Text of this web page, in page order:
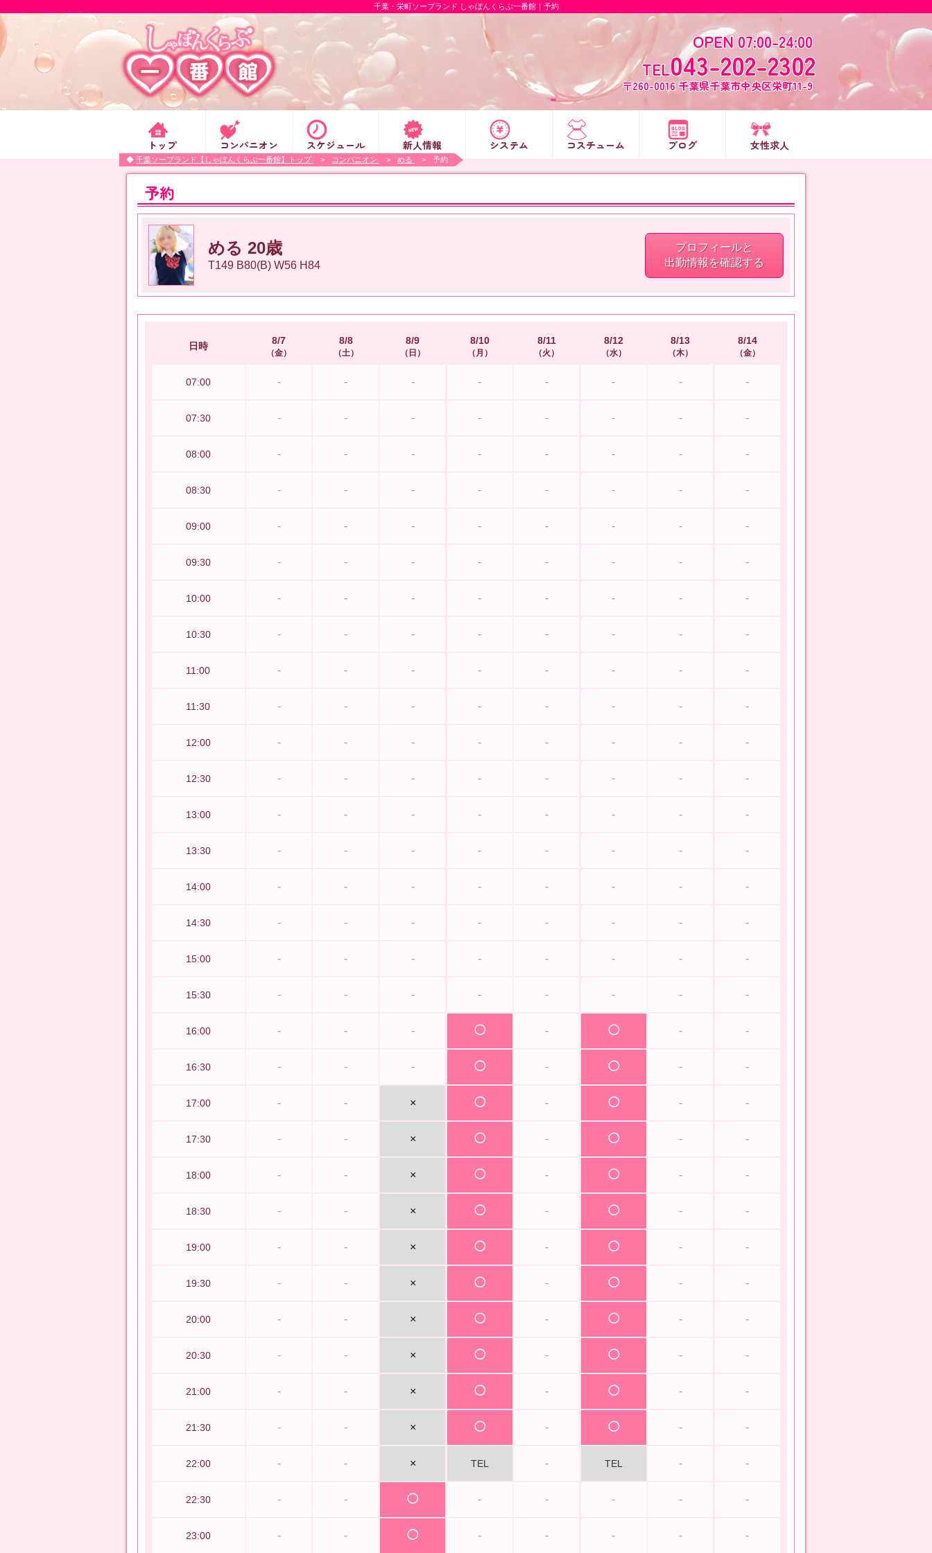
千葉・栄町ソープランド しゃぼんくらぶ一番館｜予約
OPEN 07:00-24:00
TEL043-202-2302
〒260-0016 千葉県千葉市中央区栄町11-9
トップ コンパニオン スケジュール 新人情報 システム コスチューム ブログ 女性求人
千葉ソープランド【しゃぼんくらぶ一番館】トップ コンパニオン める 予約
予約
める 20歳
T149 B80(B) W56 H84
プロフィールと
出勤情報を確認する
日時
07:00
07:30
08:00
08:30
09:00
09:30
10:00
10:30
11:00
11:30
12:00
12:30
13:00
13:30
14:00
14:30
15:00
15:30
16:00
16:30
17:00
17:30
18:00
18:30
19:00
19:30
20:00
20:30
21:00
21:30
22:00
22:30
23:00
8/7
金
-
-
-
-
-
-
-
-
-
-
-
-
-
-
-
-
-
-
-
-
-
-
-
-
-
-
-
-
-
-
-
-
-
8/8
土
-
-
-
-
-
-
-
-
-
-
-
-
-
-
-
-
-
-
-
-
-
-
-
-
-
-
-
-
-
-
-
-
-
8/9
日
-
-
-
-
-
-
-
-
-
-
-
-
-
-
-
-
-
-
-
-
×
×
×
×
×
×
×
×
×
×
×
◯
◯
8/10
月
-
-
-
-
-
-
-
-
-
-
-
-
-
-
-
-
-
-
◯
◯
◯
◯
◯
◯
◯
◯
◯
◯
◯
◯
TEL
-
-
8/11
火
-
-
-
-
-
-
-
-
-
-
-
-
-
-
-
-
-
-
-
-
-
-
-
-
-
-
-
-
-
-
-
-
-
8/12
水
-
-
-
-
-
-
-
-
-
-
-
-
-
-
-
-
-
-
◯
◯
◯
◯
◯
◯
◯
◯
◯
◯
◯
◯
TEL
-
-
8/13
木
-
-
-
-
-
-
-
-
-
-
-
-
-
-
-
-
-
-
-
-
-
-
-
-
-
-
-
-
-
-
-
-
-
8/14
金
-
-
-
-
-
-
-
-
-
-
-
-
-
-
-
-
-
-
-
-
-
-
-
-
-
-
-
-
-
-
-
-
-